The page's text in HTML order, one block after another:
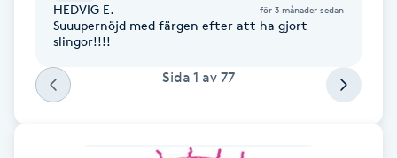
Fibromassage
Fillers
Fotmassage
HEDVIG E. för 3 månader sedan
Suuupernöjd med färgen efter att ha gjort
slingor!!!!
Sida 1 av 77